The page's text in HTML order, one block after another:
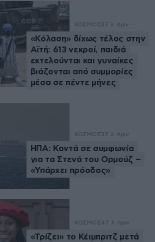
ΚΟΣΜΟΣ37 λ. πριν
«Κόλαση» δίχως τέλος στην
Αϊτή: 613 νεκροί, παιδιά
εκτελούνται και γυναίκες
βιάζονται από συμμορίες
μέσα σε πέντε μήνες
ΚΟΣΜΟΣ37 λ. πριν
ΗΠΑ: Κοντά σε συμφωνία
για τα Στενά του Ορμούζ –
«Υπάρχει πρόοδος»
ΚΟΣΜΟΣ47 λ. πριν
«Τρίζει» το Κέιμπριτζ μετά